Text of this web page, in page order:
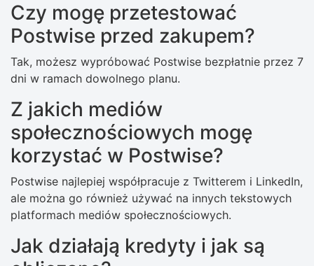
Czy mogę przetestować
Postwise przed zakupem?
Tak, możesz wypróbować Postwise bezpłatnie przez 7
dni w ramach dowolnego planu.
Z jakich mediów
społecznościowych mogę
korzystać w Postwise?
Postwise najlepiej współpracuje z Twitterem i LinkedIn,
ale można go również używać na innych tekstowych
platformach mediów społecznościowych.
Jak działają kredyty i jak są